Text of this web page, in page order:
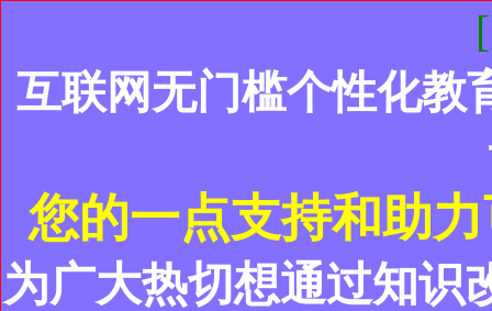
互联网无门槛个性化教
您的一点支持和助
为广大热切想通过知识